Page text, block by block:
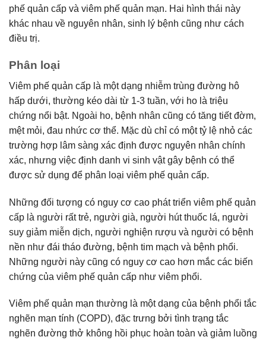
phế quản cấp và viêm phế quản mạn. Hai hình thái này
khác nhau về nguyên nhân, sinh lý bệnh cũng như cách
điều trị.
Phân loại
Viêm phế quản cấp là một dạng nhiễm trùng đường hô
hấp dưới, thường kéo dài từ 1-3 tuần, với ho là triệu
chứng nổi bật. Ngoài ho, bệnh nhân cũng có tăng tiết đờm,
mệt mỏi, đau nhức cơ thể. Mặc dù chỉ có một tỷ lệ nhỏ các
trường hợp lâm sàng xác định được nguyên nhân chính
xác, nhưng việc định danh vi sinh vật gây bệnh có thể
được sử dụng để phân loại viêm phế quản cấp.
Những đối tượng có nguy cơ cao phát triển viêm phế quản
cấp là người rất trẻ, người già, người hút thuốc lá, người
suy giảm miễn dịch, người nghiện rượu và người có bệnh
nền như đái tháo đường, bệnh tim mạch và bệnh phổi.
Những người này cũng có nguy cơ cao hơn mắc các biến
chứng của viêm phế quản cấp như viêm phổi.
Viêm phế quản mạn thường là một dạng của bệnh phổi tắc
nghẽn mạn tính (COPD), đặc trưng bởi tình trạng tắc
nghẽn đường thở không hồi phục hoàn toàn và giảm luồng